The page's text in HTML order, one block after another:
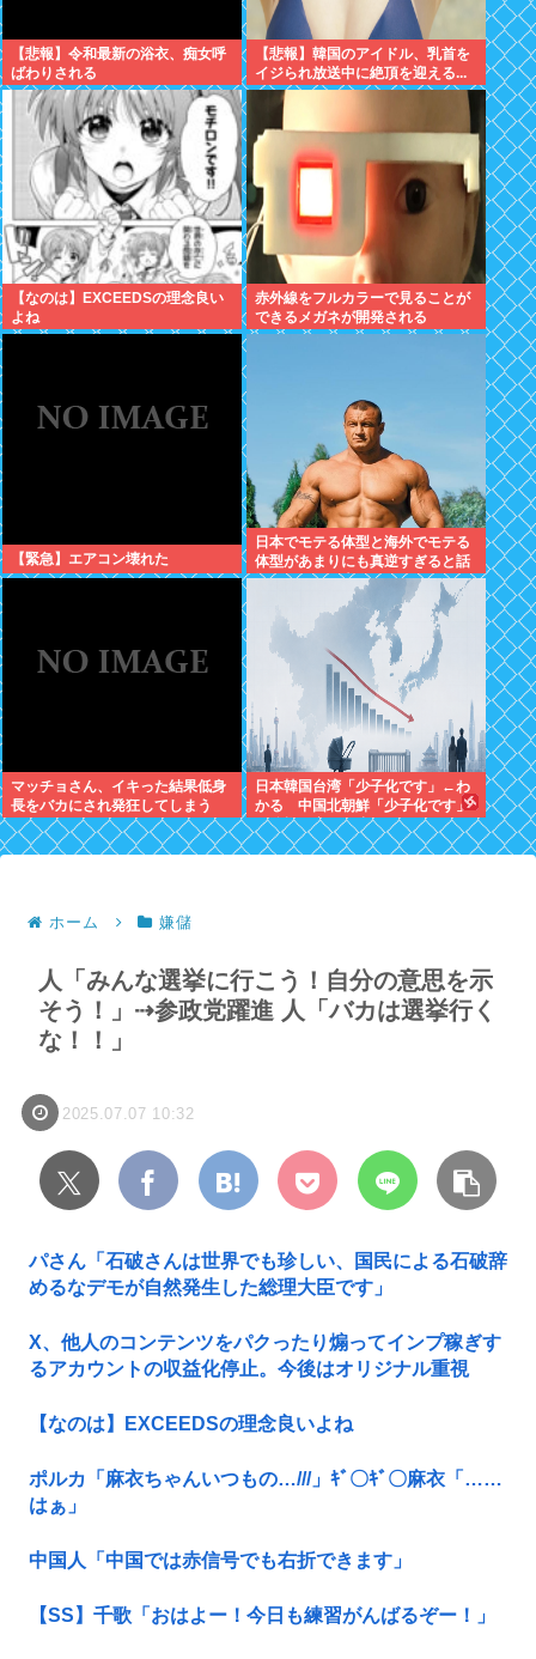
【悲報】令和最新の浴衣、痴女呼
ばわりされる
【悲報】韓国のアイドル、乳首を
イジられ放送中に絶頂を迎える...
【なのは】EXCEEDSの理念良い
よね
赤外線をフルカラーで見ることが
できるメガネが開発される
【緊急】エアコン壊れた
日本でモテる体型と海外でモテる
体型があまりにも真逆すぎると話
題に。何故日本人はヒョロガリを
マッチョさん、イキった結果低身
長をバカにされ発狂してしまう
日本韓国台湾「少子化です」←わ
かる 中国北朝鮮「少子化です」
←強権国家でも止められないのか
よ
ホーム 嫌儲
人「みんな選挙に行こう！自分の意思を示
そう！」⇢参政党躍進 人「バカは選挙行く
な！！」
2025.07.07 10:32
パさん「石破さんは世界でも珍しい、国民による石破辞
めるなデモが自然発生した総理大臣です」
X、他人のコンテンツをパクったり煽ってインプ稼ぎす
るアカウントの収益化停止。今後はオリジナル重視
【なのは】EXCEEDSの理念良いよね
ポルカ「麻衣ちゃんいつもの…///」ｷﾞ〇ｷﾞ〇麻衣「……
はぁ」
中国人「中国では赤信号でも右折できます」
【SS】千歌「おはよー！今日も練習がんばるぞー！」